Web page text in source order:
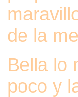
de la
Bella lo
poco y